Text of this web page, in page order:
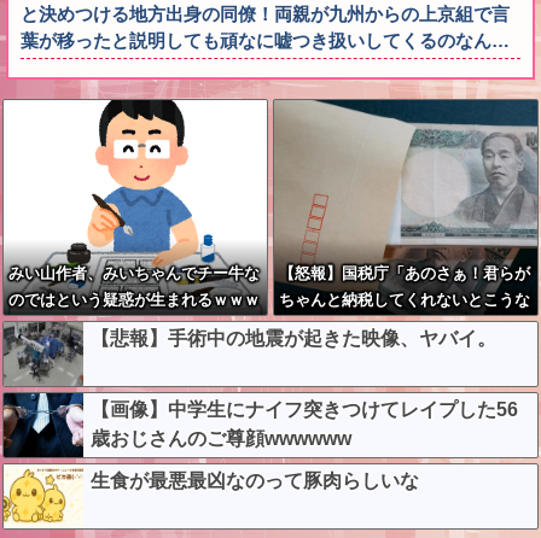
と決めつける地方出身の同僚！両親が九州からの上京組で言
葉が移ったと説明しても頑なに嘘つき扱いしてくるのなん…
みい山作者、みいちゃんでチー牛な
のではという疑惑が生まれるｗｗｗ
ｗｗｗｗ
【怒報】国税庁「あのさぁ！君らが
ちゃんと納税してくれないとこうな
っちゃうけどどうする？！」←これ
w w w w w w w w
【悲報】手術中の地震が起きた映像、ヤバイ。
【画像】中学生にナイフ突きつけてレイプした56
歳おじさんのご尊顔wwwwww
生食が最悪最凶なのって豚肉らしいな